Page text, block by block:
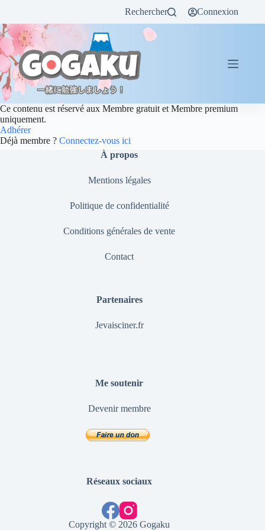
Rechercher Connexion
Ce contenu est réservé aux Membre gratuit et Membre premium
uniquement.
Adhérer
Déjà membre ? Connectez-vous ici
À propos
Mentions légales
Politique de confidentialité
Conditions générales de vente
Contact
Partenaires
Jevaisciner.fr
Me soutenir
Devenir membre
Réseaux sociaux
Copyright © 2026 Gogaku